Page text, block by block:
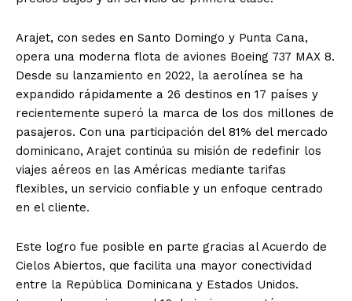
Arajet, con sedes en Santo Domingo y Punta Cana,
opera una moderna flota de aviones Boeing 737 MAX 8.
Desde su lanzamiento en 2022, la aerolínea se ha
expandido rápidamente a 26 destinos en 17 países y
recientemente superó la marca de los dos millones de
pasajeros. Con una participación del 81% del mercado
dominicano, Arajet continúa su misión de redefinir los
viajes aéreos en las Américas mediante tarifas
flexibles, un servicio confiable y un enfoque centrado
en el cliente.
Este logro fue posible en parte gracias al Acuerdo de
Cielos Abiertos, que facilita una mayor conectividad
entre la República Dominicana y Estados Unidos.